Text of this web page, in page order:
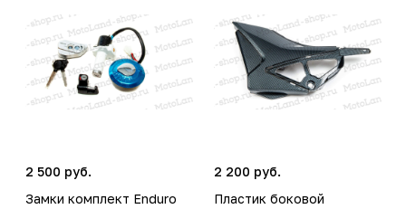
2 500 руб.
Замки комплект Enduro
2 200 руб.
Пластик боковой